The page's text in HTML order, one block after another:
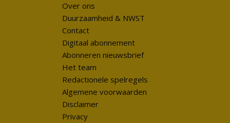
Over ons
Duurzaamheid & NWST
Contact
Digitaal abonnement
Abonneren nieuwsbrief
Het team
Redactionele spelregels
Algemene voorwaarden
Disclaimer
Privacy